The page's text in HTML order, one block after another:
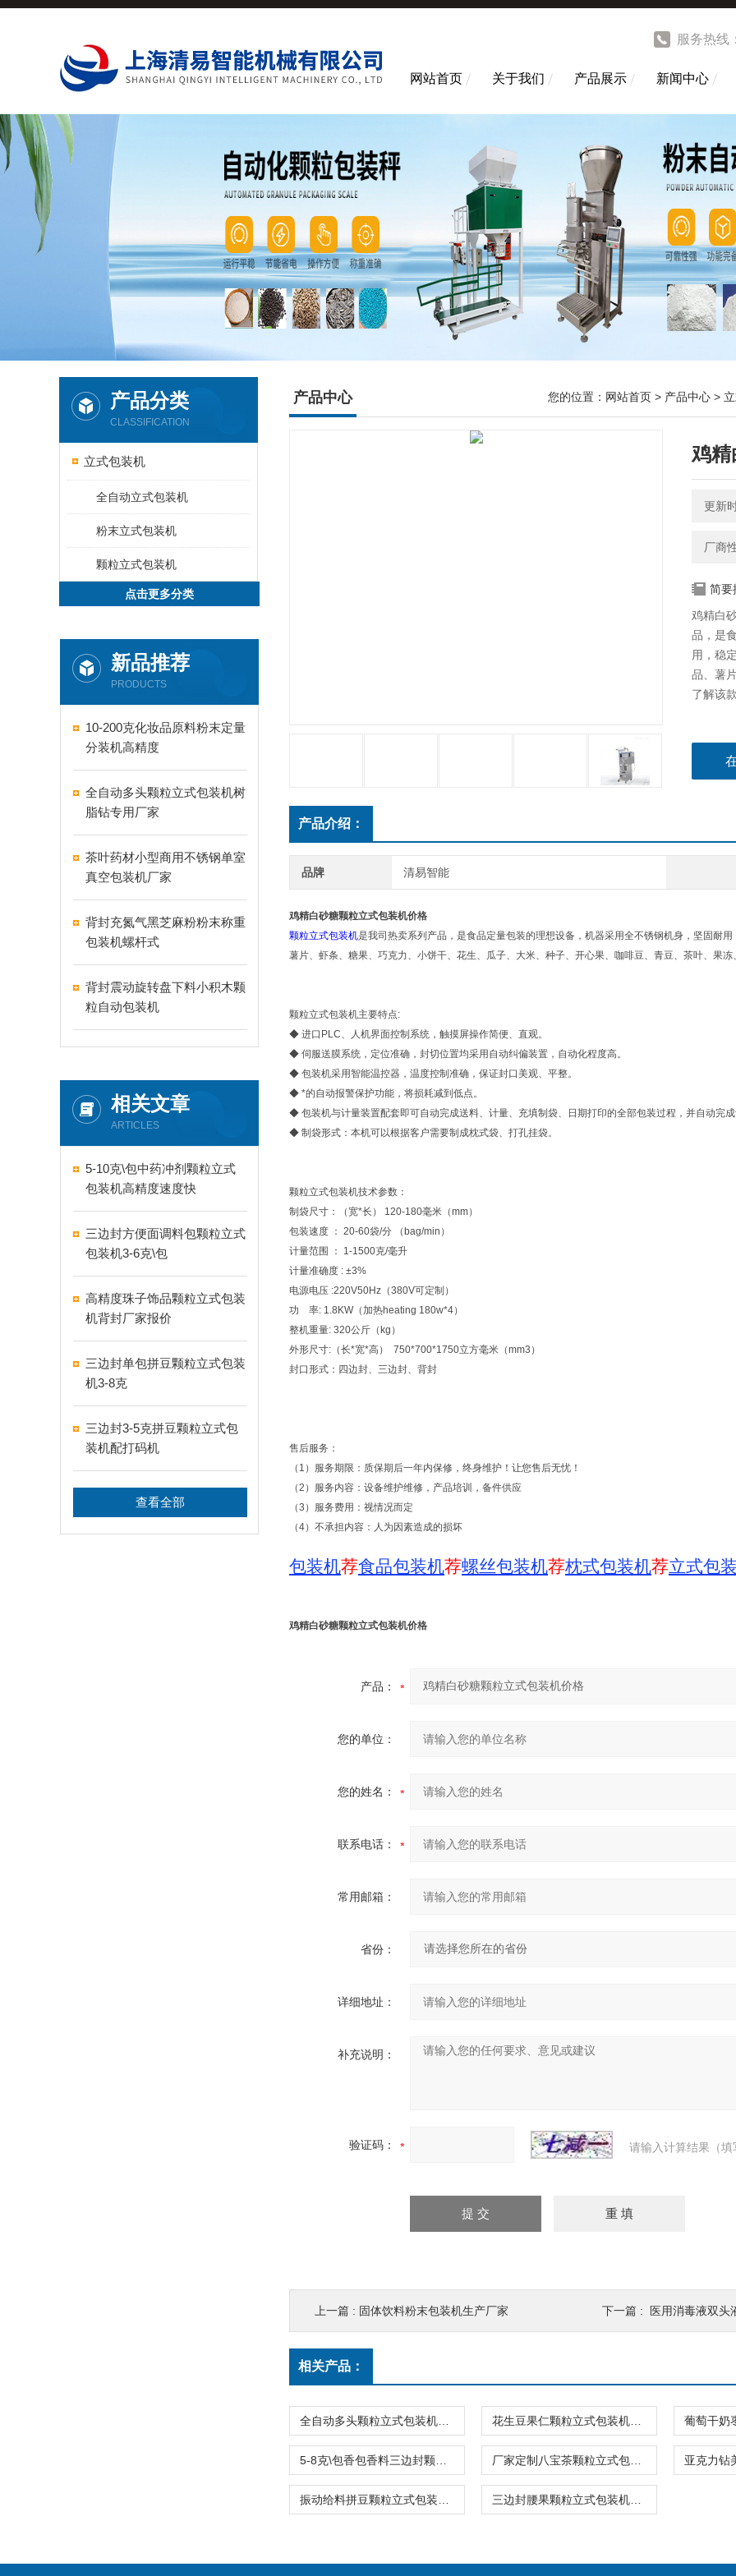
服务热线
网站首页 关于我们 产品展示 新闻中心
产品分类
CLASSIFICATION
立式包装机
全自动立式包装机
粉末立式包装机
颗粒立式包装机
点击更多分类
新品推荐
PRODUCTS
10-200克化妆品原料粉末定量
分装机高精度
全自动多头颗粒立式包装机树
脂钻专用厂家
茶叶药材小型商用不锈钢单室
真空包装机厂家
背封充氮气黑芝麻粉粉末称重
包装机螺杆式
背封震动旋转盘下料小积木颗
粒自动包装机
相关文章
ARTICLES
5-10克\包中药冲剂颗粒立式
包装机高精度速度快
三边封方便面调料包颗粒立式
包装机3-6克\包
高精度珠子饰品颗粒立式包装
机背封厂家报价
三边封单包拼豆颗粒立式包装
机3-8克
三边封3-5克拼豆颗粒立式包
装机配打码机
查看全部
产品中心 您的位置： 网站首页 > 产品中心 >
鸡
更新
厂商
简要
鸡精白
品，是
用，稳
品、薯
了解该
产品介绍：
品牌 清易智能
鸡精白砂糖颗粒立式包装机价格
颗粒立式包装机是我司热卖系列产品，是食品定量包装的理想设备，机器采用全不锈钢机身，坚固耐
薯片、虾条、糖果、巧克力、小饼干、花生、瓜子、大米、种子、开心果、咖啡豆、青豆、茶叶、果
颗粒立式包装机主要特点:
◆ 进口PLC、人机界面控制系统，触摸屏操作简便、直观。
◆ 伺服送膜系统，定位准确，封切位置均采用自动纠偏装置，自动化程度高。
◆ 包装机采用智能温控器，温度控制准确，保证封口美观、平整。
◆ *的自动报警保护功能，将损耗减到低点。
◆ 包装机与计量装置配套即可自动完成送料、计量、充填制袋、日期打印的全部包装过程，并自动完
◆ 制袋形式：本机可以根据客户需要制成枕式袋、打孔挂袋。
颗粒立式包装机技术参数：
制袋尺寸：（宽*长） 120-180毫米（mm）
包装速度 ： 20-60袋/分 （bag/min）
计量范围 ： 1-1500克/毫升
计量准确度 : ±3%
电源电压 :220V50Hz（380V可定制）
功 率: 1.8KW（加热heating 180w*4）
整机重量: 320公斤（kg）
外形尺寸:（长*宽*高） 750*700*1750立方毫米（mm3）
封口形式：四边封、三边封、背封
售后服务：
（1）服务期限：质保期后一年内保修，终身维护！让您售后无忧！
（2）服务内容：设备维护维修，产品培训，备件供应
（3）服务费用：视情况而定
（4）不承担内容：人为因素造成的损坏
包装机荐食品包装机荐螺丝包装机荐枕式包装机荐立式包
鸡精白砂糖颗粒立式包装机价格
产品：
您的单位：
您的姓名：
联系电话：
常用邮箱：
省份：
详细地址：
补充说明：
验证码： 请输入计算结果（
上一篇 : 固体饮料粉末包装机生产厂家 下一篇 : 医用消毒液双头
相关产品：